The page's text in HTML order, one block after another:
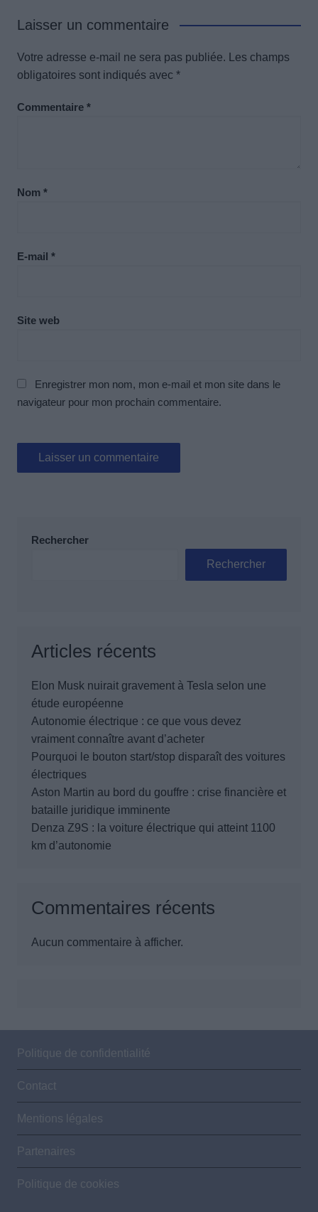
Laisser un commentaire
Votre adresse e-mail ne sera pas publiée.
Les champs
obligatoires sont indiqués avec *
Commentaire *
Nom *
E-mail *
Site web
Enregistrer mon nom, mon e-mail et mon site dans le
navigateur pour mon prochain commentaire.
Rechercher
Rechercher
Articles récents
Elon Musk nuirait gravement à Tesla selon une
étude européenne
Autonomie électrique : ce que vous devez
vraiment connaître avant d’acheter
Pourquoi le bouton start/stop disparaît des voitures
électriques
Aston Martin au bord du gouffre : crise financière et
bataille juridique imminente
Denza Z9S : la voiture électrique qui atteint 1100
km d’autonomie
Commentaires récents
Aucun commentaire à afficher.
Politique de confidentialité
Contact
Mentions légales
Partenaires
Politique de cookies